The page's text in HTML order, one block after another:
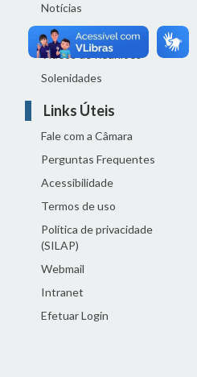
Notícias
Sala de Imprensa
Vídeos de Reuniões
Solenidades
Links Úteis
Fale com a Câmara
Perguntas Frequentes
Acessibilidade
Termos de uso
Política de privacidade
(SILAP)
Webmail
Intranet
Efetuar Login